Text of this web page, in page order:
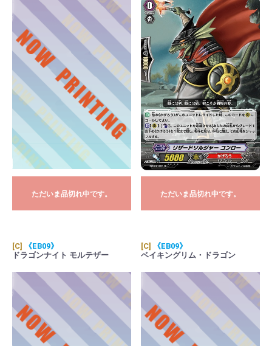
ただいま品切れ中です。 ただいま品切れ中です。
[C]
《EB09》
ドラゴンナイト モルテザー
[C]
《EB09》
ベイキングリム・ドラゴン